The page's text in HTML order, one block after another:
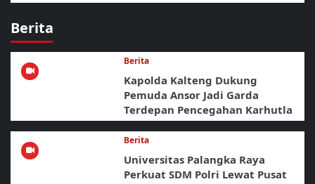
Berita
Berita
Kapolda Kalteng Dukung
Pemuda Ansor Jadi Garda
Terdepan Pencegahan Karhutla
Berita
Universitas Palangka Raya
Perkuat SDM Polri Lewat Pusat